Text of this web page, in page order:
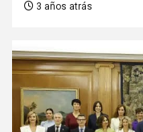
3 años atrás